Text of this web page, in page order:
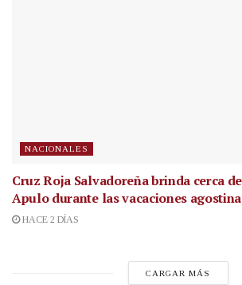
NACIONALES
Cruz Roja Salvadoreña brinda cerca
Apulo durante las vacaciones
HACE 2 DÍAS
CARGAR MÁS